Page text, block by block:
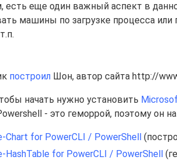
еще один важный аспект в
машины по загрузке процесса
построил Шон, автор сайта http://
начать нужно установить
- это геморрой, поэтому он
Chart for PowerCLI / PowerShell
HashTable for PowerCLI / PowerShell